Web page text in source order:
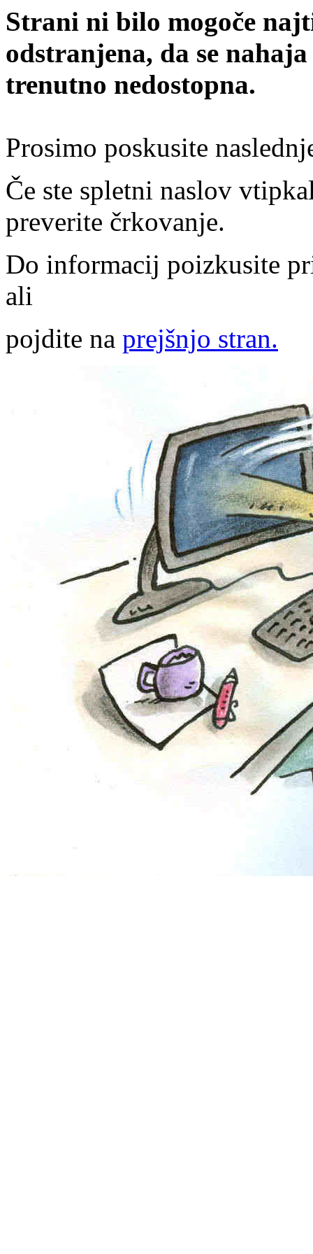
Strani ni bilo mogoče
odstranjena, da se
trenutno nedostopna.
Prosimo poskusite
Če ste spletni naslov
preverite črkovanje.
Do informacij poizkusite
ali
pojdite na prejšnjo stran.